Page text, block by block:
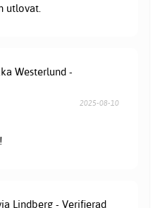
utlovat.
Westerlund -
2025-08-10
Lindberg - Verifierad